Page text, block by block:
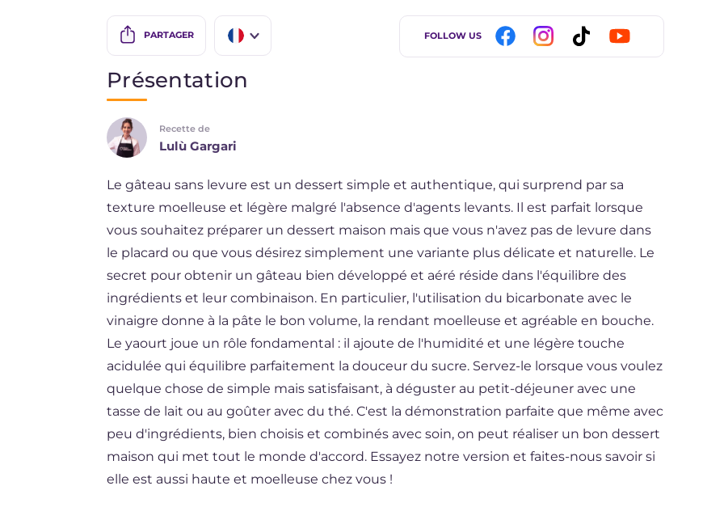
PARTAGER
BR
FOLLOW US
Présentation
Recette de
Lulù Gargari
Le gâteau sans levure est un dessert simple et authentique, qui surprend par sa
texture moelleuse et légère malgré l'absence d'agents levants. Il est parfait lorsque
vous souhaitez préparer un dessert maison mais que vous n'avez pas de levure dans
le placard ou que vous désirez simplement une variante plus délicate et naturelle. Le
secret pour obtenir un gâteau bien développé et aéré réside dans l'équilibre des
ingrédients et leur combinaison. En particulier, l'utilisation du bicarbonate avec le
vinaigre donne à la pâte le bon volume, la rendant moelleuse et agréable en bouche.
Le yaourt joue un rôle fondamental : il ajoute de l'humidité et une légère touche
acidulée qui équilibre parfaitement la douceur du sucre. Servez-le lorsque vous voulez
quelque chose de simple mais satisfaisant, à déguster au petit-déjeuner avec une
tasse de lait ou au goûter avec du thé. C'est la démonstration parfaite que même avec
peu d'ingrédients, bien choisis et combinés avec soin, on peut réaliser un bon dessert
maison qui met tout le monde d'accord. Essayez notre version et faites-nous savoir si
elle est aussi haute et moelleuse chez vous !